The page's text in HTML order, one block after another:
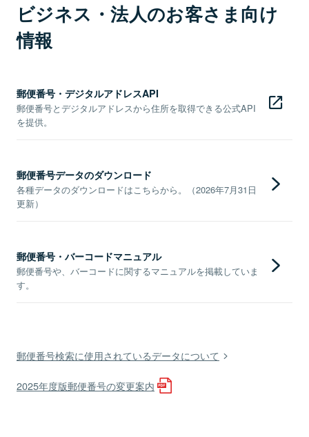
ビジネス・法人のお客さま向け
情報
郵便番号・デジタルアドレスAPI
郵便番号とデジタルアドレスから住所を取得できる公式API
を提供。
郵便番号データのダウンロード
各種データのダウンロードはこちらから。（2026年7月31日
更新）
郵便番号・バーコードマニュアル
郵便番号や、バーコードに関するマニュアルを掲載していま
す。
郵便番号検索に使用されているデータについて
2025年度版郵便番号の変更案内